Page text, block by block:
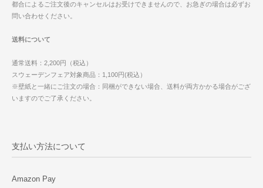
都合によるご注文後のキャンセルはお受けできませんので、お急ぎの場合は必ずお
問い合わせください。
送料について
通常送料：2,200円（税込）
スウェーデンフェア対象商品：1,100円(税込）
※壁紙と一緒にご注文の場合：同梱ができない場合、送料が両方かかる場合がござ
いますのでご了承ください。
支払い方法について
Amazon Pay